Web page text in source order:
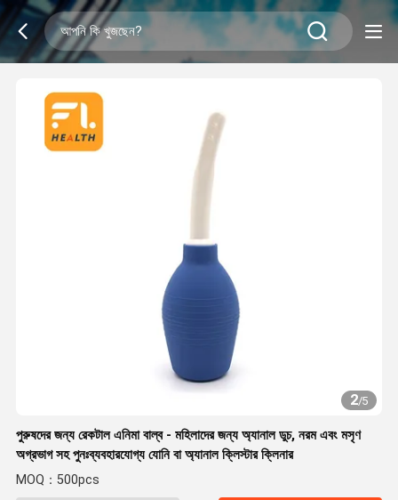
2/5
পুরুষদের জন্য রেকটাল এনিমা বাল্ব - মহিলাদের জন্য অ্যানাল ডুচ, নরম এবং মসৃণ
অগ্রভাগ সহ পুনঃব্যবহারযোগ্য যোনি বা অ্যানাল ক্লিস্টার ক্লিনার
MOQ：500pcs